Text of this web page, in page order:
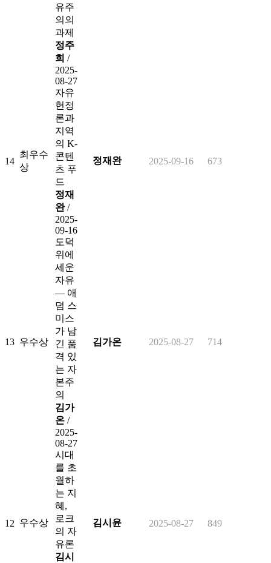
유주
의의
과제
정주
희 /
2025-
08-27
14
최우수
상
자유
헌정
론과
지역
의 K-
콘텐
츠 푸
드
정재
완/
2025-
09-16
정재완 2025-09-16 673
13 우수상
도덕
위에
세운
자유
— 애
덤 스
미스
가 남
긴 품
격 있
는 자
본주
의
김가
온 /
2025-
08-27
김가온 2025-08-27 714
12 우수상
시대
를 초
월하
는 지
혜,
로크
의 자
유론
김시
김시윤 2025-08-27 849